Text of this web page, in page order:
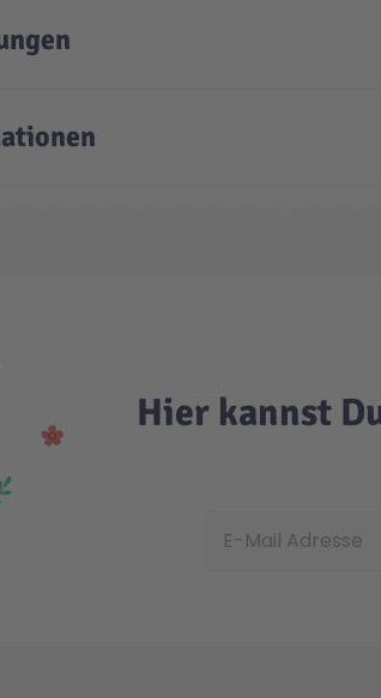
Hier kannst